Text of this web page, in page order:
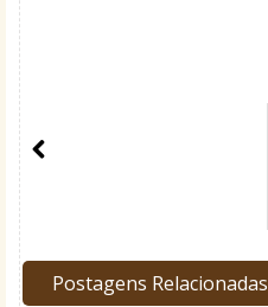
Postagens Relacionadas